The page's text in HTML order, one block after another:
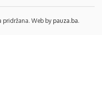
pridržana. Web by pauza.ba.